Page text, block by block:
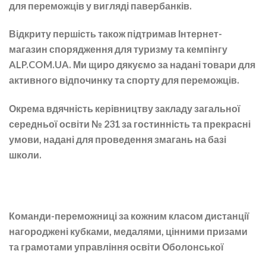
для переможців у вигляді павербанків.
Відкриту першість також підтримав Інтернет-
магазин спорядження для туризму та кемпінгу
ALP.COM.UA. Ми щиро дякуємо за надані товари для
активного відпочинку та спорту для переможців.
Окрема вдячність керівництву закладу загальної
середньої освіти № 231 за гостинність та прекрасні
умови, надані для проведення змагань на базі
школи.
Команди-переможниці за кожним класом дистанції
нагороджені кубками, медалями, цінними призами
та грамотами управління освіти Оболонської